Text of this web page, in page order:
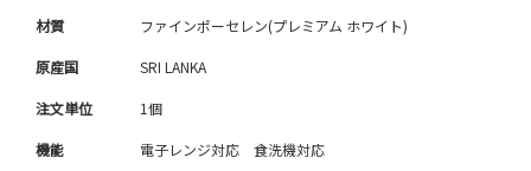
材質 ファインポーセレン(プレミアム ホワイト)
原産国 SRI LANKA
注文単位 1個
機能 電子レンジ対応 食洗機対応